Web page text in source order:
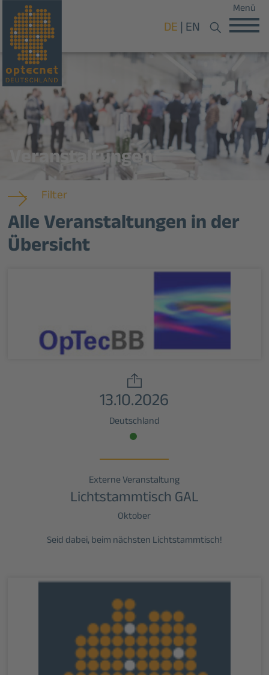
DE EN
Menü
Veranstaltungen
Filter
Alle Veranstaltungen in der
Übersicht
13.10.2026
Deutschland
Externe Veranstaltung
Lichtstammtisch GAL
Oktober
Seid dabei, beim nächsten Lichtstammtisch!